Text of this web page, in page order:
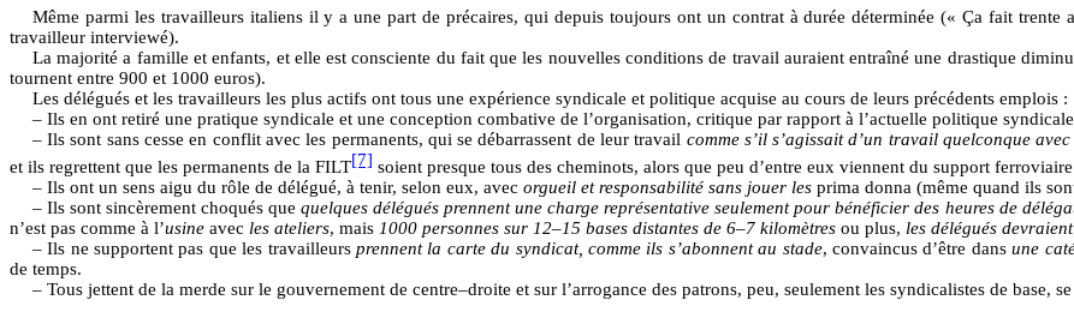
Même parmi les travailleurs italiens il y a une part de précaires, qui depuis toujours ont un contrat à durée déterminée (« Ça fait trente
travailleur interviewé).
La majorité a famille et enfants, et elle est consciente du fait que les nouvelles conditions de travail auraient entraîné une drastique
tournent entre 900 et 1000 euros).
Les délégués et les travailleurs les plus actifs ont tous une expérience syndicale et politique acquise au cours de leurs précédents emplois :
– Ils en ont retiré une pratique syndicale et une conception combative de l’organisation, critique par rapport à l’actuelle politique
– Ils sont sans cesse en conflit avec les permanents, qui se débarrassent de leur travail comme s’il s’agissait d’un travail quelconque
et ils regrettent que les permanents de la FILT[7] soient presque tous des cheminots, alors que peu d’entre eux viennent du support
– Ils ont un sens aigu du rôle de délégué, à tenir, selon eux, avec orgueil et responsabilité sans jouer les prima donna (même quand ils
– Ils sont sincèrement choqués quequelques délégués prennent une charge représentative seulement pour bénéficier des heures de
n’est pas comme à l’usine avec les ateliers, mais 1000 personnes sur 12–15 bases distantes de 6–7 kilomètres ou plus, les délégués
– Ils ne supportent pas que les travailleursprennent la carte du syndicat, comme ils s’abonnent au stade, convaincus d’être dansune
de temps.
– Tous jettent de la merde sur le gouvernement de centre–droite et sur l’arrogance des patrons, peu, seulement les syndicalistes de base,